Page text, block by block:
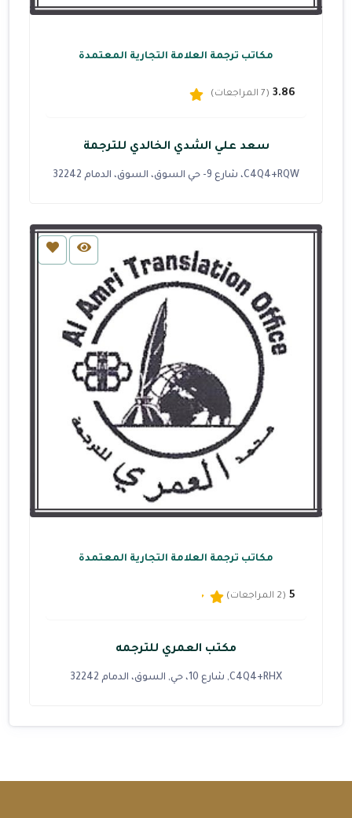
مكاتب ترجمة العلامة التجارية المعتمدة
3.86 (7 المراجعات)
سعد علي الشدي الخالدي للترجمة
C4Q4+RQW، شارع 9- حي السوق، السوق، الدمام 32242
مكاتب ترجمة العلامة التجارية المعتمدة
5 (2 المراجعات)
مكتب العمري للترجمه
C4Q4+RHX, شارع 10، حي, السوق، الدمام 32242